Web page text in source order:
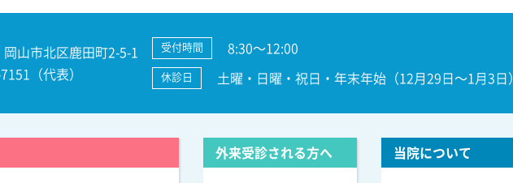
山市北区鹿田町2-5-1
（代表）
受付時間 8:30～12:00
休診日 土曜・日曜・祝日・年末年始（12月29日～1月3日）
外来受診される方へ 当院について